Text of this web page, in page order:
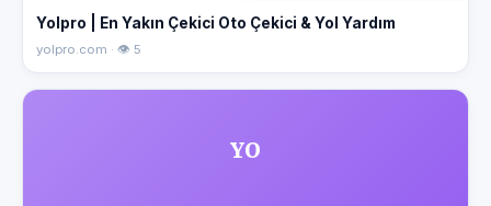
Yolpro | En Yakın Çekici Oto Çekici & Yol Yardım
yolpro.com · 👁 5
YO